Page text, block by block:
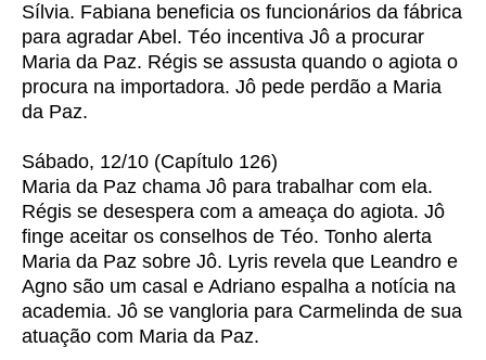
Sílvia. Fabiana beneficia os funcionários da fábrica
para agradar Abel. Téo incentiva Jô a procurar
Maria da Paz. Régis se assusta quando o agiota o
procura na importadora. Jô pede perdão a Maria
da Paz.
Sábado, 12/10 (Capítulo 126)
Maria da Paz chama Jô para trabalhar com ela.
Régis se desespera com a ameaça do agiota. Jô
finge aceitar os conselhos de Téo. Tonho alerta
Maria da Paz sobre Jô. Lyris revela que Leandro e
Agno são um casal e Adriano espalha a notícia na
academia. Jô se vangloria para Carmelinda de sua
atuação com Maria da Paz.